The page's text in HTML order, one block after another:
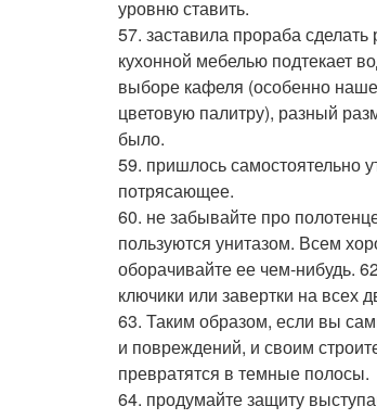
уровню ставить.
57. заставила прораба сделать
кухонной мебелью подтекает
выборе кафеля (особенно
цветовую палитру), разный
было.
59. пришлось самостоятельно
потрясающее.
60. не забывайте про
пользуются унитазом. Всем
оборачивайте ее чем-нибудь.
ключики или завертки на
63. Таким образом, если вы
и повреждений, и своим
превратятся в темные полосы.
64. продумайте защиту